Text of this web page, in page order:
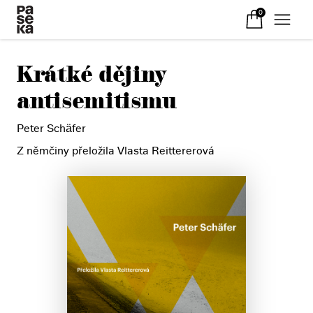
0
Krátké dějiny
antisemitismu
Peter Schäfer
Z němčiny přeložila Vlasta Reittererová